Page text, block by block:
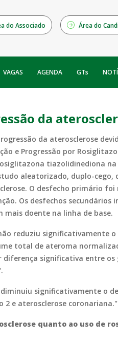
do Associado Área do
VAGAS AGENDA GTs
da
da aterosclerose
e Progressão por
tiazolidinediona
aleatorizado, duplo-cego,
O desfecho primário
Os desfechos
doente na linha de base.
reduziu significativamente
total de ateroma
diferença significativa entre
significativamente o
e aterosclerose coronariana."
quanto ao uso de